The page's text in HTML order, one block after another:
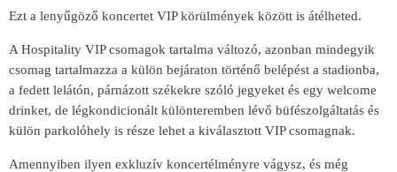
Ezt a lenyűgöző koncertet VIP körülmények között is átélheted.
A Hospitality VIP csomagok tartalma változó, azonban mindegyik
csomag tartalmazza a külön bejáraton történő belépést a stadionba,
a fedett lelátón, párnázott székekre szóló jegyeket és egy welcome
drinket, de légkondicionált különteremben lévő büfészolgáltatás és
külön parkolóhely is része lehet a kiválasztott VIP csomagnak.
Amennyiben ilyen exkluzív koncertélményre vágysz, és még